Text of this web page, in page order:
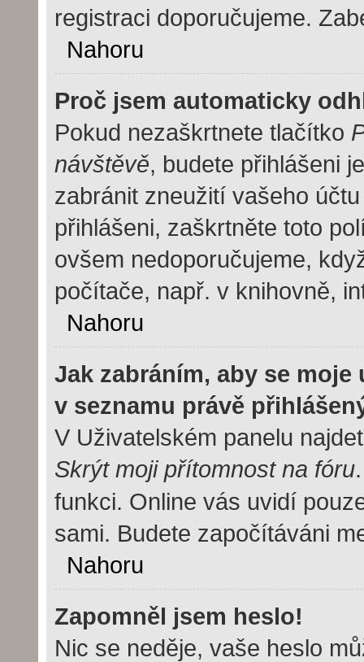
registraci doporučujeme.
Nahoru
Proč jsem automaticky
Pokud nezaškrtnete tlačítko
návštěvě, budete přihlášeni
zabránit zneužití vašeho
přihlášeni, zaškrtněte toto
ovšem nedoporučujeme,
počítače, např. v knihovně,
Nahoru
Jak zabráním, aby se
v seznamu právě
V Uživatelském panelu
Skrýt moji přítomnost na fóru
funkci. Online vás uvidí
sami. Budete započítáváni
Nahoru
Zapomněl jsem heslo!
Nic se neděje, vaše heslo